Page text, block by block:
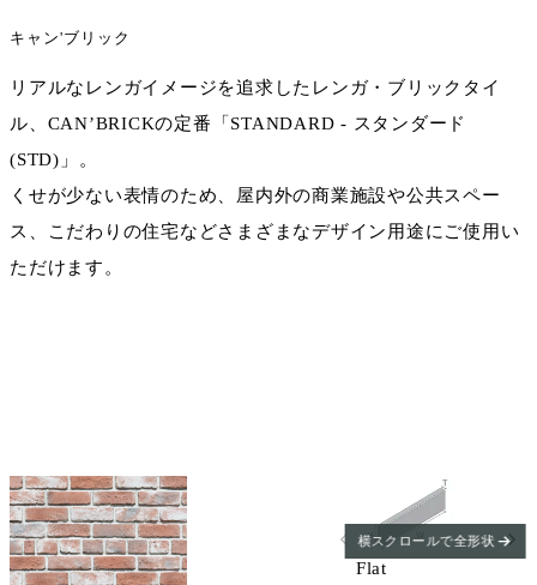
キャン'ブリック
リアルなレンガイメージを追求したレンガ・ブリックタイ
ル、CAN’BRICKの定番「STANDARD - スタンダード
(STD)」。
くせが少ない表情のため、屋内外の商業施設や公共スペー
ス、こだわりの住宅などさまざまなデザイン用途にご使用い
ただけます。
Flat
横スクロールで全形状